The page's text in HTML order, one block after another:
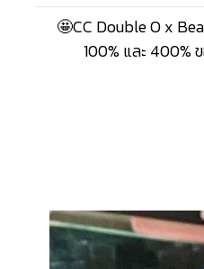
🤩CC Double O x
100% และ 400%